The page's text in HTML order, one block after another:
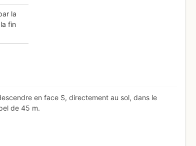
la
fin
en face S, directement au sol, dans le
de 45 m.